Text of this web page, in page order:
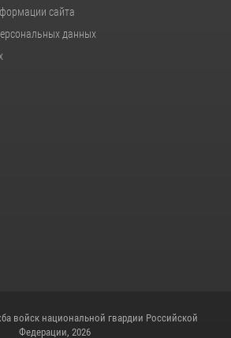
сайта
данных
войск национальной гвардии Российской
Федерации, 2026